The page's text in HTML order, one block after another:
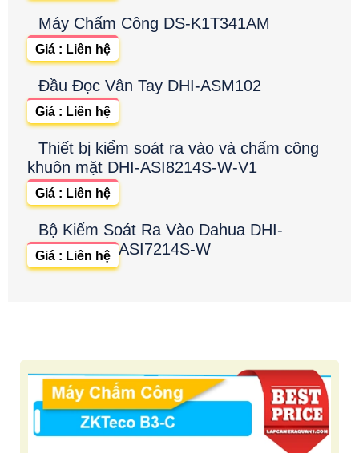
Máy Chấm Công DS-K1T341AM
Giá : Liên hệ
Đầu Đọc Vân Tay DHI-ASM102
Giá : Liên hệ
Thiết bị kiểm soát ra vào và chấm công
khuôn mặt DHI-ASI8214S-W-V1
Giá : Liên hệ
Bộ Kiểm Soát Ra Vào Dahua DHI-
ASI7214S-W
Giá : Liên hệ